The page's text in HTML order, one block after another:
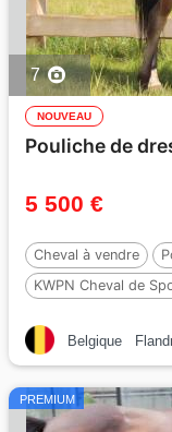
7
NOUVEAU
Pouliche de
5 500 €
Cheval à vendre
KWPN Cheval de
Belgique
PREMIUM